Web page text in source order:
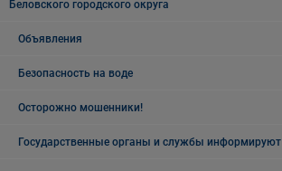
Беловского городского округа
Объявления
Безопасность на воде
Осторожно мошенники!
Государственные органы и службы информируют